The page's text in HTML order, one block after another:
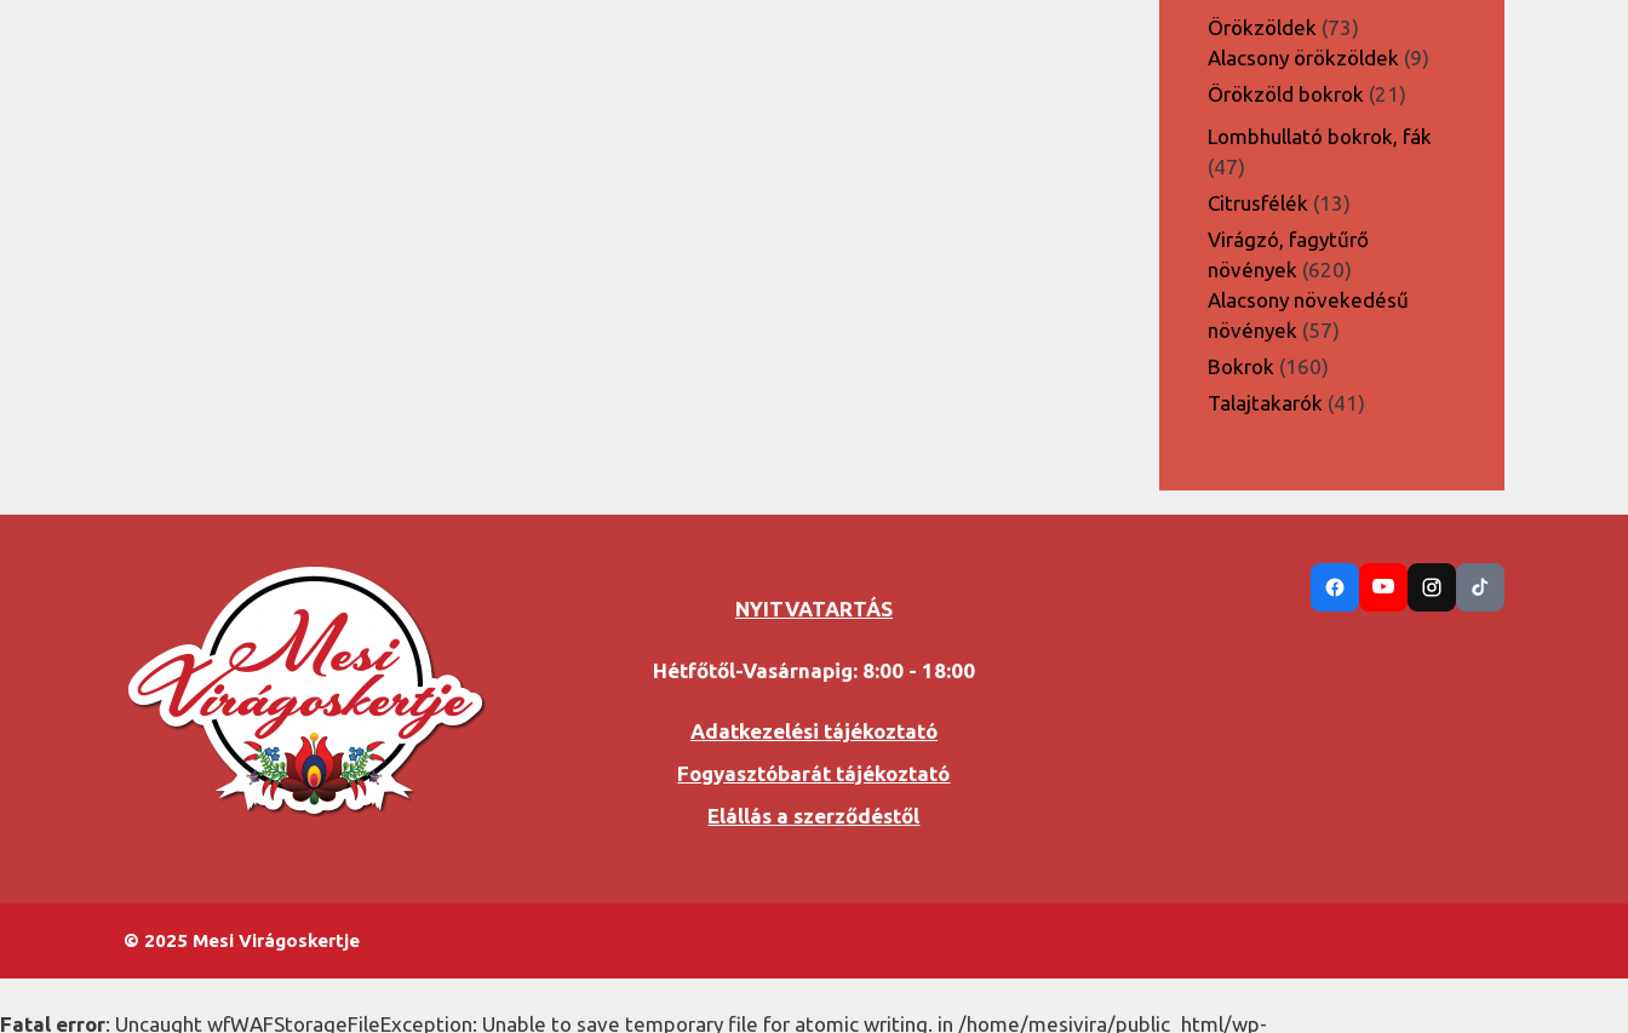
termék
Örökzöldek 7373
termék
Alacsony örökzöldek 99
Örökzöld bokrok 2121
termék
Lombhullató bokrok, fák
4747
termék
Citrusfélék 1313
termék
Virágzó, fagytűrő
növények 620620
termék
Alacsony növekedésű
növények 5757
Bokrok 160160
termék
Talajtakarók 4141
NYITVATARTÁS
Hétfőtől-Vasárnapig: 8:00 - 18:00
Adatkezelési tájékoztató
Fogyasztóbarát tájékoztató
Elállás a szerződéstől
© 2025 Mesi Virágoskertje
Fatal error: Uncaught wfWAFStorageFileException: Unable to save temporary file for atomic writing. in /home/mesivira/public_html/wp-